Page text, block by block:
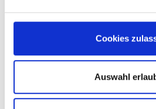
Cookies
Auswahl
Beutel
Bezeichnung :Rinderstross 4-10 cm